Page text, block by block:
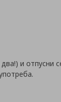
и отпусни